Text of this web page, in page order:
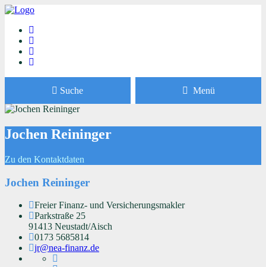
Suche Menü
Jochen Reininger
Zu den Kontaktdaten
Jochen Reininger
Freier Finanz- und Versicherungsmakler
Parkstraße 25
91413 Neustadt/Aisch
0173 5685814
jr@nea-finanz.de